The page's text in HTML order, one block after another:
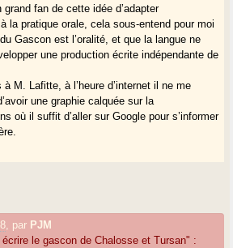
fan de cette idée d’adapter
la pratique orale, cela sous-entend pour moi
Gascon est l’oralité, et que la langue ne
une production écrite indépendante de
M. Lafitte, à l’heure d’internet il ne me
une graphie calquée sur la
où il suffit d’aller sur Google pour s’informer
par PJM
le gascon de Chalosse et Tursan" :